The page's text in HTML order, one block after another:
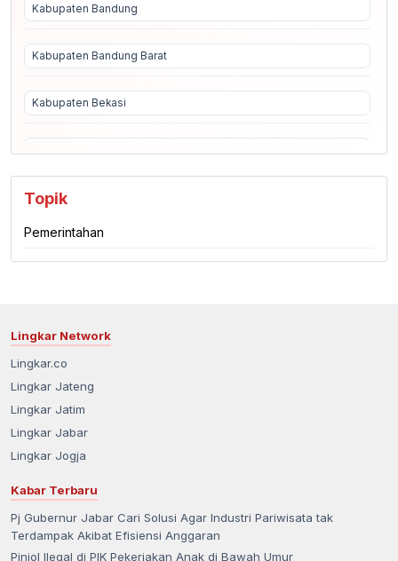
Kabupaten Bandung
Kabupaten Bandung Barat
Kabupaten Bekasi
Kabupaten Ciamis
Kabupaten Garut
Kabupaten Indramayu
Kabupaten Karawang
Topik
Pemerintahan
Lingkar Network
Lingkar.co
Lingkar Jateng
Lingkar Jatim
Lingkar Jabar
Lingkar Jogja
Kabar Terbaru
Pj Gubernur Jabar Cari Solusi Agar Industri Pariwisata tak
Terdampak Akibat Efisiensi Anggaran
Pinjol Ilegal di PIK Pekerjakan Anak di Bawah Umur